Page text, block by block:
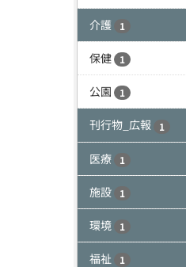
介護 1
保健 1
公園 1
刊行物_広報 1
医療 1
施設 1
環境 1
福祉 1